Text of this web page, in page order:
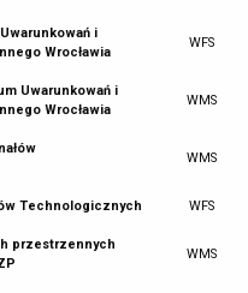
i
Wrocławia
WFS
Uwarunkowań i
Wrocławia
WMS
WMS
Technologicznych WFS
przestrzennych
WMS